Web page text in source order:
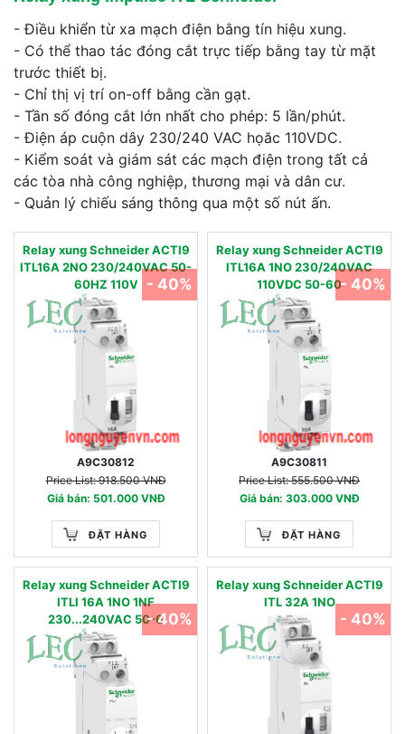
- Điều khiển từ xa mạch điện bằng tín hiệu xung.
- Có thể thao tác đóng cắt trực tiếp bằng tay từ mặt
trước thiết bị.
- Chỉ thị vị trí on-off bằng cần gạt.
- Tần số đóng cắt lớn nhất cho phép: 5 lần/phút.
- Điện áp cuộn dây 230/240 VAC họăc 110VDC.
- Kiểm soát và giám sát các mạch điện trong tất cả
các tòa nhà công nghiệp, thương mại và dân cư.
- Quản lý chiếu sáng thông qua một số nút ấn.
Relay xung Schneider ACTI9
ITL16A 2NO 230/240VAC 50-
60HZ 110V
A9C30812
Price List: 918.500 VNĐ
Giá bán: 501.000 VNĐ
ĐẶT HÀNG
- 40%
Relay xung Schneider ACTI9
ITL16A 1NO 230/240VAC
110VDC 50-60
A9C30811
Price List: 555.500 VNĐ
Giá bán: 303.000 VNĐ
ĐẶT HÀNG
- 40%
Relay xung Schneider ACTI9
ITLI 16A 1NO 1NF
230...240VAC 50-6- 40%
Relay xung Schneider ACTI9
ITL 32A 1NO
- 40%